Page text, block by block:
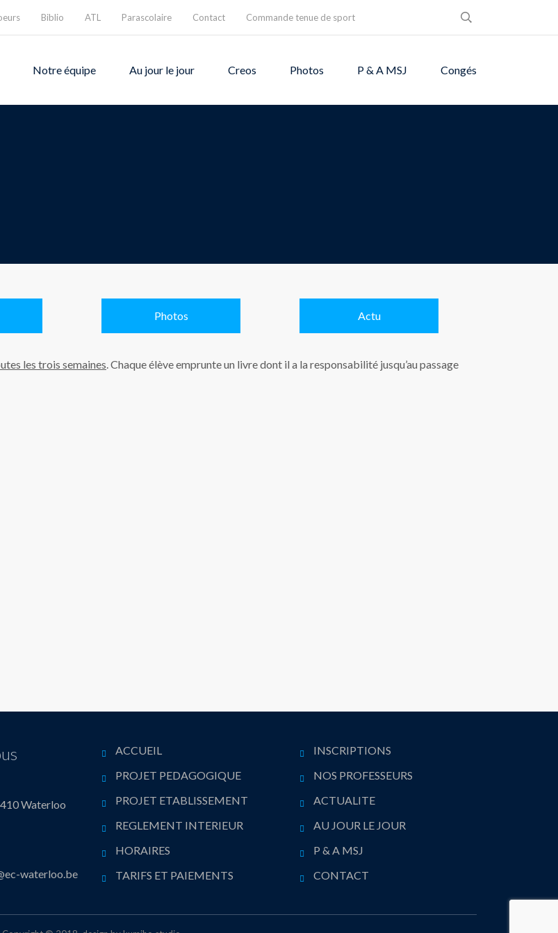
Biblio ATL Parascolaire Contact Commande tenue de sport
Notre équipe Au jour le jour Creos Photos P & A MSJ Congés
Photos Actu
les trois semaines. Chaque élève emprunte un livre dont il a la responsabilité jusqu’au passage
Waterloo
waterloo.be
ACCUEIL
PROJET PEDAGOGIQUE
PROJET ETABLISSEMENT
REGLEMENT INTERIEUR
HORAIRES
TARIFS ET PAIEMENTS
INSCRIPTIONS
NOS PROFESSEURS
ACTUALITE
AU JOUR LE JOUR
P & A MSJ
CONTACT